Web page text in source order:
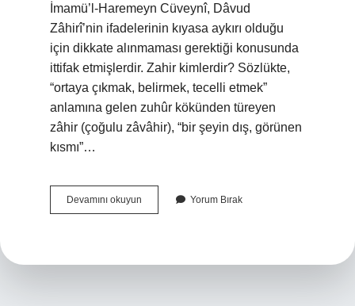
İmamü’l-Haremeyn Cüveynî, Dâvud
Zâhirî’nin ifadelerinin kıyasa aykırı olduğu
için dikkate alınmaması gerektiği konusunda
ittifak etmişlerdir. Zahir kimlerdir? Sözlükte,
“ortaya çıkmak, belirmek, tecelli etmek”
anlamına gelen zuhûr kökünden türeyen
zâhir (çoğulu zâvâhir), “bir şeyin dış, görünen
kısmı”…
Devamını okuyun
Din
Yorum Bırak